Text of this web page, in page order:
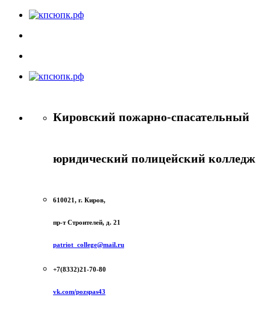
Кировский пожарно-спасательный
юридический полицейский колледж
610021, г. Киров,
пр-т Строителей, д. 21
patriot_college@mail.ru
+7(8332)21-70-80
vk.com/pozspas43